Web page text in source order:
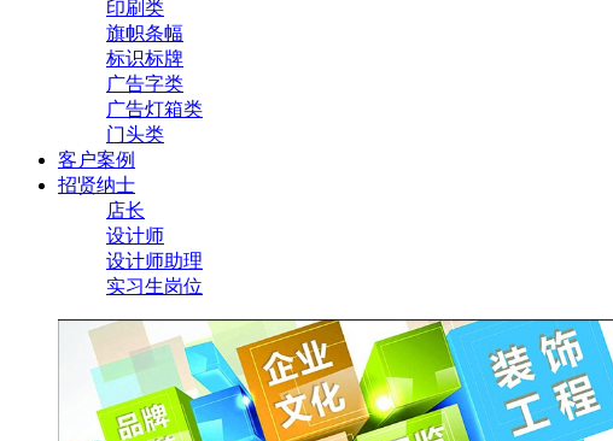
印刷类
旗帜条幅
标识标牌
广告字类
广告灯箱类
门头类
客户案例
招贤纳士
店长
设计师
设计师助理
实习生岗位